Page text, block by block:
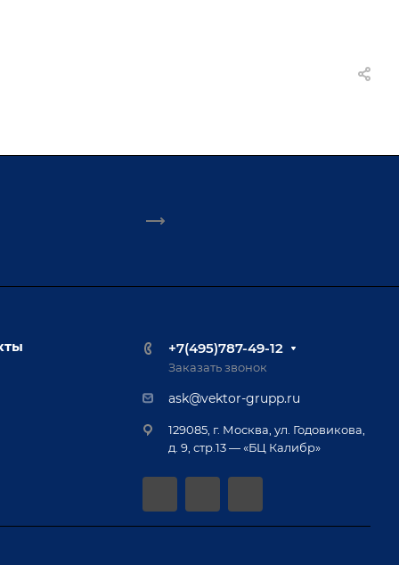
+7(495)787-49-12
Заказать звонок
ask@vektor-grupp.ru
129085, г. Москва, ул. Годовикова,
д. 9, стр.13 — «БЦ Калибр»